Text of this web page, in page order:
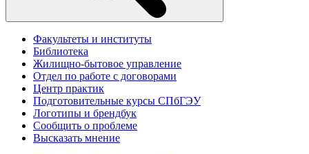
Факультеты и институты
Библиотека
Жилищно-бытовое управление
Отдел по работе с договорами
Центр практик
Подготовительные курсы СПбГЭУ
Логотипы и брендбук
Сообщить о проблеме
Высказать мнение